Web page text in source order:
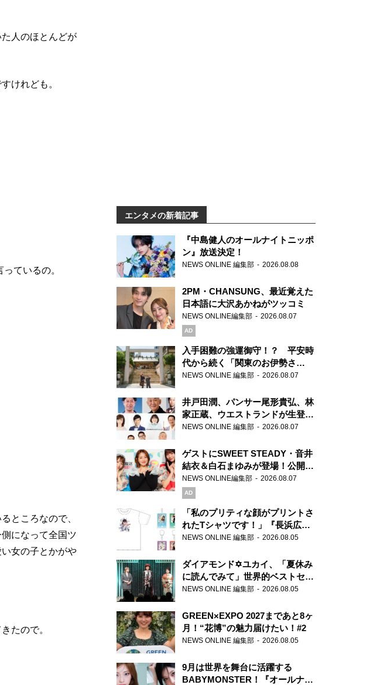
人のほとんどが
けれども。
ているの。
ところなので、
になって全国ツ
女の子とかがや
たので。
エンタメの新着記事
『中島健人のオールナイトニッポ
ン』放送決定！
NEWS ONLINE 編集部 2026.08.08
2PM・CHANSUNG、最近覚えた
日本語に大沢あかねがツッコミ
NEWS ONLINE編集部 2026.08.07
AD
入手困難の強運御守！？ 平安時
代から続く「関東のお伊勢さ
ま」、芝大神宮にてランパンプス
NEWS ONLINE 編集部 2026.08.07
井戸田潤、パンサー尾形貴弘、林
家正蔵、ウエストランドが生登
場！『ラジオビバリー昼ズ』
NEWS ONLINE 編集部 2026.08.07
ゲストにSWEET STEADY・音井
結衣＆白石まゆみが登場！公開収
録で素顔全開！
NEWS ONLINE編集部 2026.08.07
AD
「私のプリティな顔がプリントさ
れたTシャツです！」『長浜広奈
天下無双』初の番組グッズ発売
NEWS ONLINE 編集部 2026.08.05
ダイアモンド✡ユカイ、「夏休み
に読んでみて」世界的ベストセラ
ー『アナスタシア』を紹介
NEWS ONLINE 編集部 2026.08.05
GREEN×EXPO 2027まであと8ヶ
月！“花博”の魅力届けたい！#2
NEWS ONLINE 編集部 2026.08.05
9月は世界を舞台に活躍する
BABYMONSTER！『オールナイ